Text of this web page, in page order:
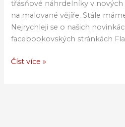
třásňové náhrdelníky v nových
na malované vějíře. Stále
Nejrychleji se o našich
facebookovských stránkách
Číst více »